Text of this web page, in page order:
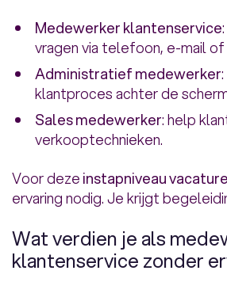
Medewerker klantenservice
vragen via telefoon, e-mail of
Administratief medewerker
klantproces achter de
Sales medewerker: help
verkooptechnieken.
Voor dezeinstapniveau
ervaring nodig. Je krijgt
Wat verdien je als
klantenservice zonder